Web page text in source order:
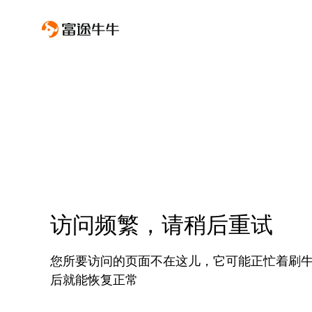
访问频繁，请稍后重试
您所要访问的页面不在这儿，它可能正忙着刷
后就能恢复正常